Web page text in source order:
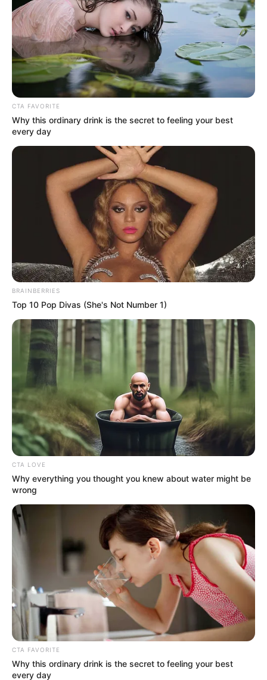
diletakkan di meja kerja
4. Kalau yang ini meniru teori evolusi dari Charles
Darwin, dimana manusia adalah evolusi dari kera
CTA FAVORITE
Why this ordinary drink is the secret to feeling your best
every day
BRAINBERRIES
Top 10 Pop Divas (She's Not Number 1)
CTA LOVE
Why everything you thought you knew about water might be
wrong
CTA FAVORITE
Why this ordinary drink is the secret to feeling your best
every day